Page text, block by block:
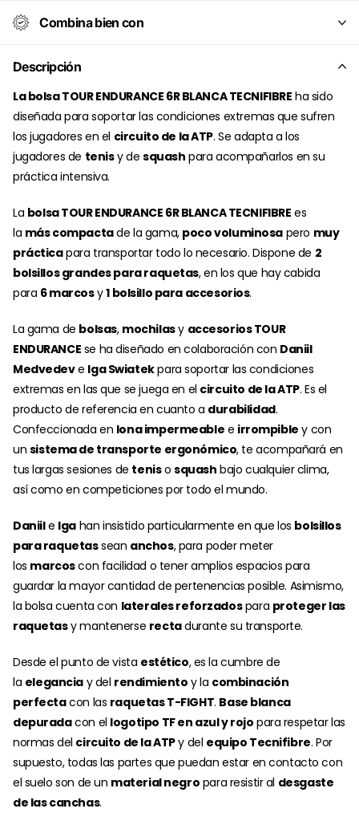
Combina bien con
Descripción
La bolsa TOUR ENDURANCE 6R BLANCA TECNIFIBRE ha sido
diseñada para soportar las condiciones extremas que sufren
los jugadores en el circuito de la ATP. Se adapta a los
jugadores de tenisy de squash para acompañarlos en su
práctica intensiva.
La bolsa TOUR ENDURANCE 6R BLANCA TECNIFIBRE es
la más compactade la gama, poco voluminosa pero muy
prácticapara transportar todo lo necesario. Dispone de 2
bolsillos grandes para raquetas, en los que hay cabida
para 6 marcosy1 bolsillo para accesorios.
La gama de bolsas, mochilasy accesorios TOUR
ENDURANCE se ha diseñado en colaboración con Daniil
Medvedeve Iga Swiatekpara soportar las condiciones
extremas en las que se juega en el circuito de la ATP. Es el
producto de referencia en cuanto a durabilidad.
Confeccionada en lona impermeable e irrompible y con
un sistema de transporte ergonómico, te acompañará en
tus largas sesiones de teniso squash bajo cualquier clima,
así como en competiciones por todo el mundo.
Daniile Iga han insistido particularmente en que los bolsillos
para raquetassean anchos, para poder meter
los marcoscon facilidad o tener amplios espacios para
guardar la mayor cantidad de pertenencias posible. Asimismo,
la bolsa cuenta con laterales reforzadospara proteger las
raquetasy mantenerse rectadurante su transporte.
Desde el punto de vista estético, es la cumbre de
la elegancia y del rendimiento y la combinación
perfectacon las raquetas T-FIGHT. Base blanca
depuradacon el logotipo TF en azul y rojo para respetar las
normas del circuito de la ATPy del equipo Tecnifibre. Por
supuesto, todas las partes que puedan estar en contacto con
el suelo son de un material negro para resistir al desgaste
de las canchas.